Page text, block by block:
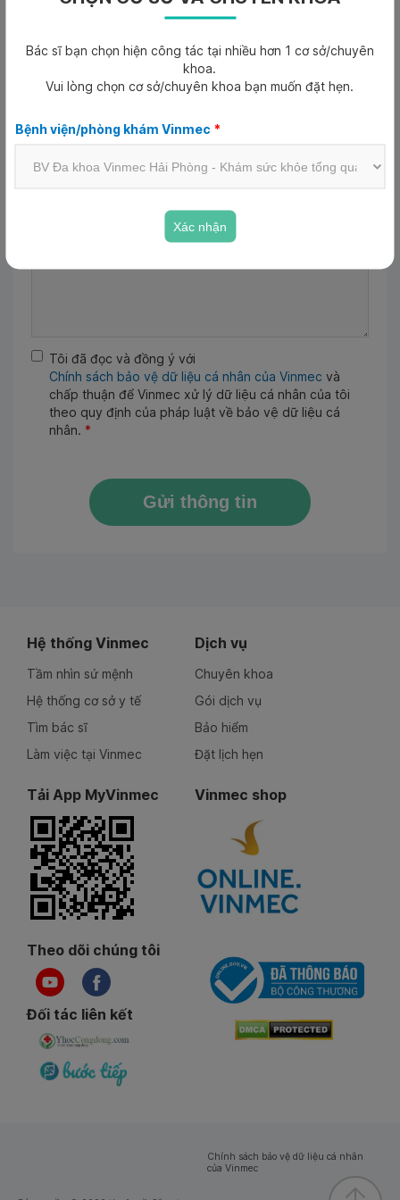
Tôi đã đọc và đồng ý với
Chính sách bảo vệ dữ liệu cá nhân của Vinmec và
chấp thuận để Vinmec xử lý dữ liệu cá nhân của tôi
theo quy định của pháp luật về bảo vệ dữ liệu cá
nhân. *
Gửi thông tin
Bác sĩ bạn chọn hiện công tác tại nhiều hơn 1 cơ sở/chuyên
khoa.
Vui lòng chọn cơ sở/chuyên khoa bạn muốn đặt hẹn.
Bệnh viện/phòng khám Vinmec *
Xác nhận
Hệ thống Vinmec
Tầm nhìn sứ mệnh
Hệ thống cơ sở y tế
Tìm bác sĩ
Làm việc tại Vinmec
Dịch vụ
Chuyên khoa
Gói dịch vụ
Bảo hiểm
Đặt lịch hẹn
Tải App MyVinmec Vinmec shop
Theo dõi chúng tôi
Đối tác liên kết
Chính sách bảo vệ dữ liệu cá nhân
của Vinmec